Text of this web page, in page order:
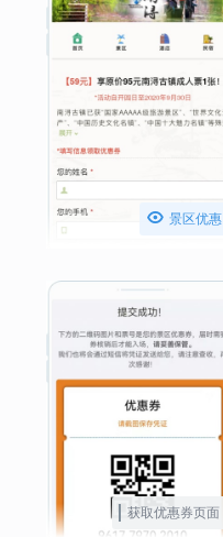
 景区优惠
获取优惠券页面